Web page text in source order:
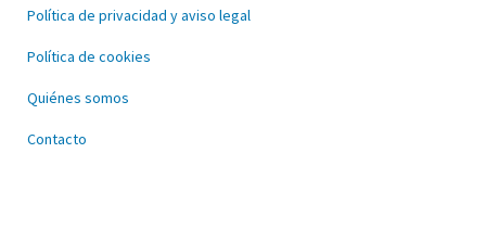
Política de privacidad y aviso legal
Política de cookies
Quiénes somos
Contacto